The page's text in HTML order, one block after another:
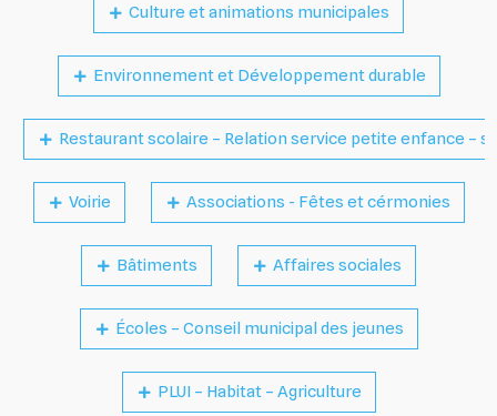
Culture et animations municipales
Environnement et Développement durable
Restaurant scolaire – Relation service petite enfance –
Voirie Associations - Fêtes et cérmonies
Bâtiments Affaires sociales
Écoles – Conseil municipal des jeunes
PLUI – Habitat – Agriculture